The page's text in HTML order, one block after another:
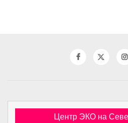
Центр ЭКО на